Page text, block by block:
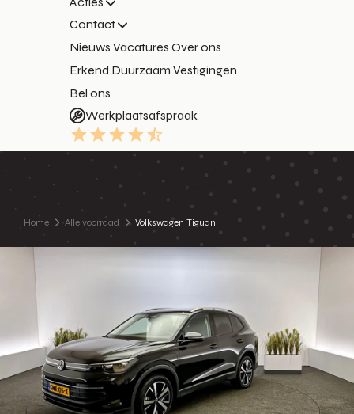
Contact
Nieuws Vacatures Over ons
Erkend Duurzaam Vestigingen
Bel ons
Werkplaatsafspraak
9.3
Home Alle voorraad Volkswagen Tiguan